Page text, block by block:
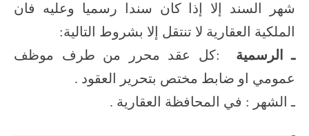
شهر السند إلا إذا كان سندا رسميا وعليه فان
الملكية العقارية لا تنتقل إلا بشروط التالية:
ـ الرسمية :كل عقد محرر من طرف موظف
عمومي او ضابط مختص بتحرير العقود .
ـ الشهر : في المحافظة العقارية .